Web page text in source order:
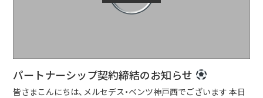
パートナーシップ契約締結のお知らせ
皆さまこんにちは、メルセデス・ベンツ神戸西でございます 本日